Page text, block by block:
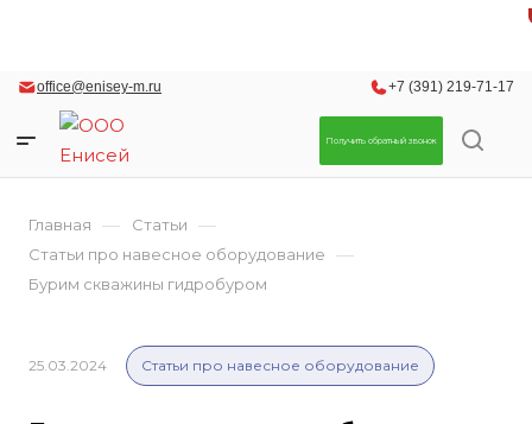
office@enisey-m.ru +7 (391) 219-71-17
Получить обратный звонок
Главная — Статьи —
Статьи про навесное оборудование —
Бурим скважины гидробуром
25.03.2024 Статьи про навесное оборудование